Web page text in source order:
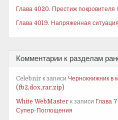
Глава 4020. Престиж покровителя
Глава 4019. Напряженная ситуация
Комментарии к разделам
Celebnir к записи Чернокнижник в
(fb2,dox,rar,zip)
White WebMaster к записи Глава
Супер-Поглощения